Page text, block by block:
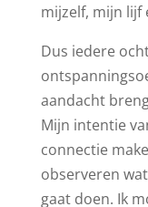
mijzelf, mijn lijf
Dus iedere
aandacht
Mijn intentie
connectie
observeren
gaat doen. Ik